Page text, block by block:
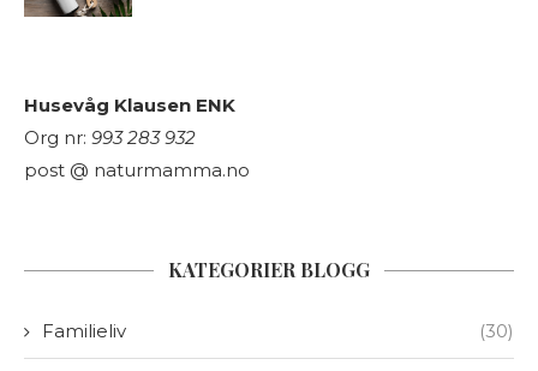
Husevåg Klausen ENK
Org nr: 993 283 932
post @ naturmamma.no
KATEGORIER BLOGG
Familieliv (30)